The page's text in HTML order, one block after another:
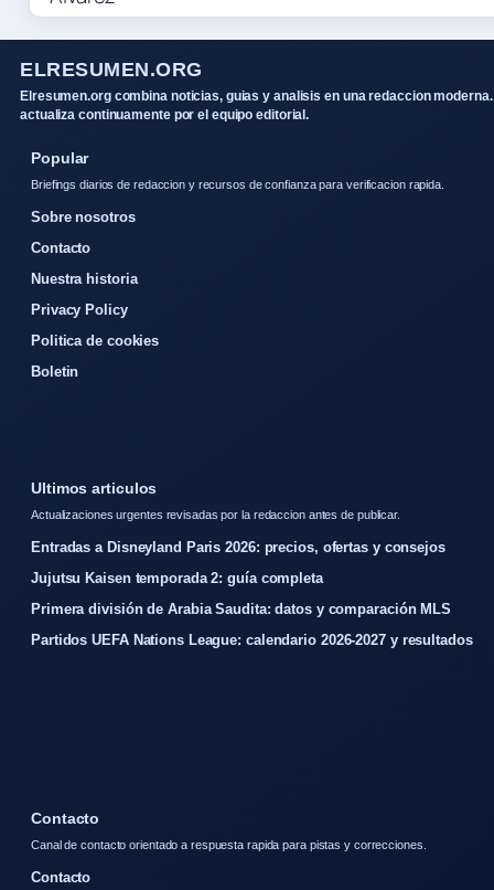
ELRESUMEN.ORG
Elresumen.org combina noticias, guias y analisis en una redaccion moderna.
actualiza continuamente por el equipo editorial.
Popular
Briefings diarios de redaccion y recursos de confianza para verificacion rapida.
Sobre nosotros
Contacto
Nuestra historia
Privacy Policy
Politica de cookies
Boletin
Ultimos articulos
Actualizaciones urgentes revisadas por la redaccion antes de publicar.
Entradas a Disneyland Paris 2026: precios, ofertas y consejos
Jujutsu Kaisen temporada 2: guía completa
Primera división de Arabia Saudita: datos y comparación MLS
Partidos UEFA Nations League: calendario 2026-2027 y resultados
Contacto
Canal de contacto orientado a respuesta rapida para pistas y correcciones.
Contacto